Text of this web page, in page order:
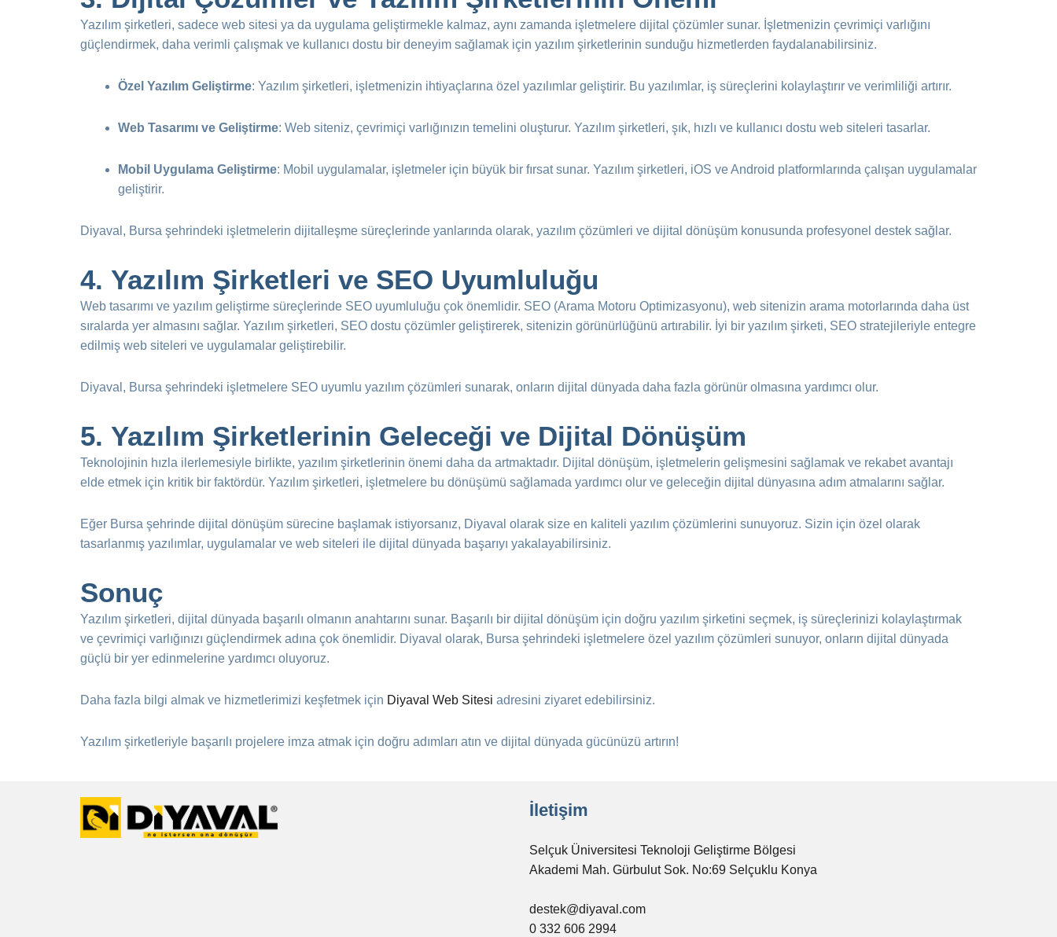
Yazılım şirketleri, sadece web sitesi ya da uygulama geliştirmekle kalmaz, aynı zamanda işletmelere dijital çözümler sunar. İşletmenizin çevrimiçi varlığını
güçlendirmek, daha verimli çalışmak ve kullanıcı dostu bir deneyim sağlamak için yazılım şirketlerinin sunduğu hizmetlerden faydalanabilirsiniz.
Özel Yazılım Geliştirme: Yazılım şirketleri, işletmenizin ihtiyaçlarına özel yazılımlar geliştirir. Bu yazılımlar, iş süreçlerini kolaylaştırır ve verimliliği artırır.
Web Tasarımı ve Geliştirme: Web siteniz, çevrimiçi varlığınızın temelini oluşturur. Yazılım şirketleri, şık, hızlı ve kullanıcı dostu web siteleri tasarlar.
Mobil Uygulama Geliştirme: Mobil uygulamalar, işletmeler için büyük bir fırsat sunar. Yazılım şirketleri, iOS ve Android platformlarında çalışan uygulamalar
geliştirir.
Diyaval, Bursa şehrindeki işletmelerin dijitalleşme süreçlerinde yanlarında olarak, yazılım çözümleri ve dijital dönüşüm konusunda profesyonel destek sağlar.
4. Yazılım Şirketleri ve SEO Uyumluluğu
Web tasarımı ve yazılım geliştirme süreçlerinde SEO uyumluluğu çok önemlidir. SEO (Arama Motoru Optimizasyonu), web sitenizin arama motorlarında daha üst
sıralarda yer almasını sağlar. Yazılım şirketleri, SEO dostu çözümler geliştirerek, sitenizin görünürlüğünü artırabilir. İyi bir yazılım şirketi, SEO stratejileriyle entegre
edilmiş web siteleri ve uygulamalar geliştirebilir.
Diyaval, Bursa şehrindeki işletmelere SEO uyumlu yazılım çözümleri sunarak, onların dijital dünyada daha fazla görünür olmasına yardımcı olur.
5. Yazılım Şirketlerinin Geleceği ve Dijital Dönüşüm
Teknolojinin hızla ilerlemesiyle birlikte, yazılım şirketlerinin önemi daha da artmaktadır. Dijital dönüşüm, işletmelerin gelişmesini sağlamak ve rekabet avantajı
elde etmek için kritik bir faktördür. Yazılım şirketleri, işletmelere bu dönüşümü sağlamada yardımcı olur ve geleceğin dijital dünyasına adım atmalarını sağlar.
Eğer Bursa şehrinde dijital dönüşüm sürecine başlamak istiyorsanız, Diyaval olarak size en kaliteli yazılım çözümlerini sunuyoruz. Sizin için özel olarak
tasarlanmış yazılımlar, uygulamalar ve web siteleri ile dijital dünyada başarıyı yakalayabilirsiniz.
Sonuç
Yazılım şirketleri, dijital dünyada başarılı olmanın anahtarını sunar. Başarılı bir dijital dönüşüm için doğru yazılım şirketini seçmek, iş süreçlerinizi kolaylaştırmak
ve çevrimiçi varlığınızı güçlendirmek adına çok önemlidir. Diyaval olarak, Bursa şehrindeki işletmelere özel yazılım çözümleri sunuyor, onların dijital dünyada
güçlü bir yer edinmelerine yardımcı oluyoruz.
Daha fazla bilgi almak ve hizmetlerimizi keşfetmek için Diyaval Web Sitesi adresini ziyaret edebilirsiniz.
Yazılım şirketleriyle başarılı projelere imza atmak için doğru adımları atın ve dijital dünyada gücünüzü artırın!
İletişim
Selçuk Üniversitesi Teknoloji Geliştirme Bölgesi
Akademi Mah. Gürbulut Sok. No:69 Selçuklu Konya
destek@diyaval.com
0 332 606 2994